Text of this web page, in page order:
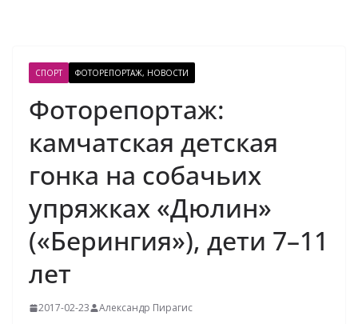
СПОРТ ФОТОРЕПОРТАЖ, НОВОСТИ
Фоторепортаж:
камчатская детская
гонка на собачьих
упряжках «Дюлин»
(«Берингия»), дети 7–11
лет
2017-02-23 Александр Пирагис